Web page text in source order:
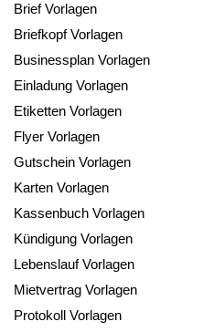
Brief Vorlagen
Briefkopf Vorlagen
Businessplan Vorlagen
Einladung Vorlagen
Etiketten Vorlagen
Flyer Vorlagen
Gutschein Vorlagen
Karten Vorlagen
Kassenbuch Vorlagen
Kündigung Vorlagen
Lebenslauf Vorlagen
Mietvertrag Vorlagen
Protokoll Vorlagen